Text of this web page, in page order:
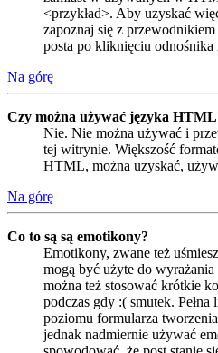
<przykład>. Aby uzyskać
zapoznaj się z
posta po kliknięciu odnośnika
Na górę
Czy można używać języka
Nie. Nie można używać i
tej witrynie. Większość
HTML, można uzyskać,
Na górę
Co to są są emotikony?
Emotikony, zwane też
mogą być użyte do
można też stosować krótkie
podczas gdy :( smutek.
poziomu formularza
jednak nadmiernie używać